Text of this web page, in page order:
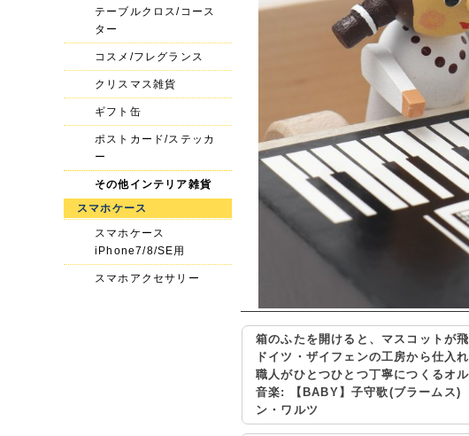
箱のふたを開けると、マスコットが
ドイツ・ザイフェンの工房から仕入れ
職人がひとつひとつ丁寧につくるオ
音楽: 【BABY】子守歌(ブラームス
ン・ワルツ
テーブルクロス/コース
ター
コスメ/フレグランス
クリスマス雑貨
ギフト缶
ポストカード/ステッカ
ー
その他インテリア雑貨
スマホケース
スマホケース
iPhone7/8/SE用
スマホアクセサリー